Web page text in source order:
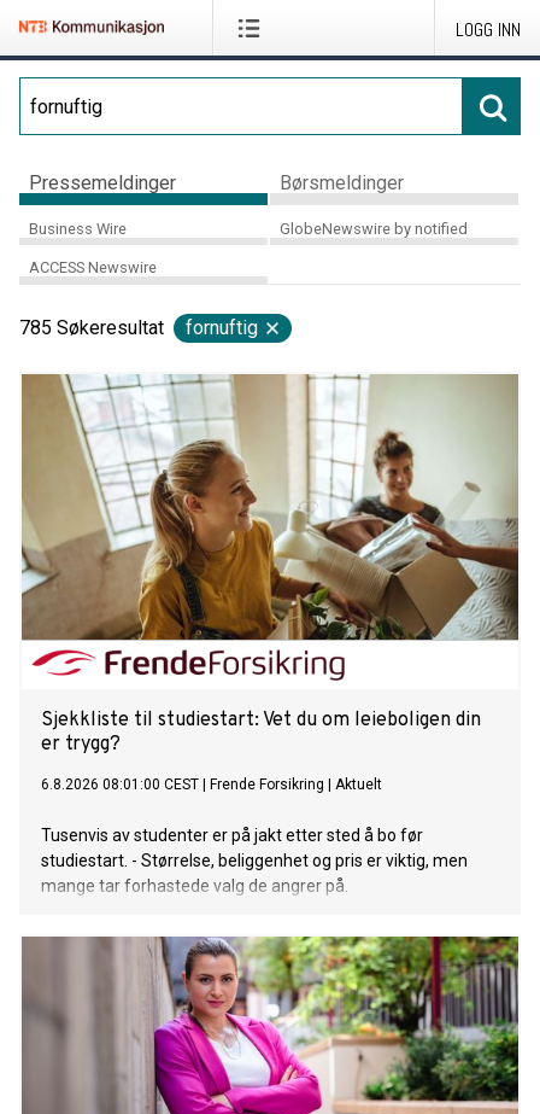
LOGG INN
Pressemeldinger Børsmeldinger
Business Wire GlobeNewswire by notified
ACCESS Newswire
785 Søkeresultat fornuftig
Sjekkliste til studiestart: Vet du om leieboligen din
er trygg?
6.8.2026 08:01:00 CEST Frende Forsikring Aktuelt
Tusenvis av studenter er på jakt etter sted å bo før
studiestart. - Størrelse, beliggenhet og pris er viktig, men
mange tar forhastede valg de angrer på.